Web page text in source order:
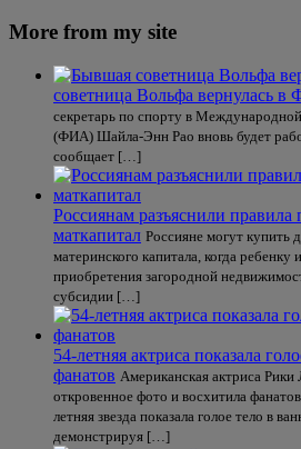
More from my site
советница Вольфа вернулась
секретарь по спорту в
(ФИА) Шайла-Энн Рао вновь будет
сообщает […]
Россиянам разъяснили правила
маткапитал Россияне могут купить
материнского капитала, когда
приобретения загородной
субсидии […]
54-летняя актриса показала
фанатов Американская актриса Рики
откровенное фото и восхитила
летняя звезда показала голое тело в
демонстрируя […]